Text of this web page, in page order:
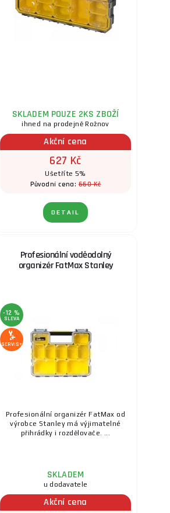
SKLADEM POUZE 2KS ZBOŽÍ
ihned na prodejně Rožnov
Akční cena
627 Kč
Ušetříte 5%
Původní cena:660 Kč
DETAIL
Profesionální voděodolný
organizér FatMax Stanley
-12 %
SLEVA
SERVIS+
Profesionální organizér FatMax od
výrobce Stanley má výjimatelné
přihrádky i rozdělovače. ...
SKLADEM
u dodavatele
Akční cena